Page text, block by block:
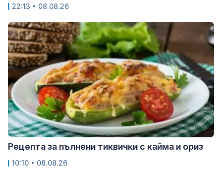
22:13 • 08.08.26
Рецепта за пълнени тиквички с кайма и ориз
10:10 • 08.08.26